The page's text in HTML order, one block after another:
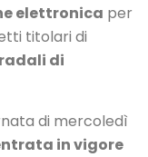
elettronica per
titolari di
di
di mercoledì
in vigore